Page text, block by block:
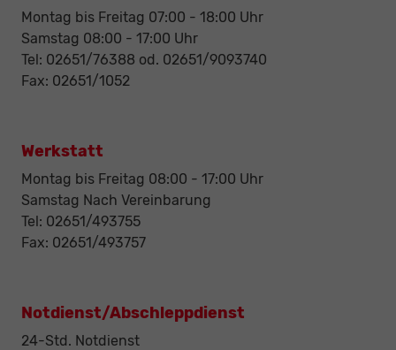
Montag bis Freitag 07:00 - 18:00 Uhr
Samstag 08:00 - 17:00 Uhr
Tel: 02651/76388 od. 02651/9093740
Fax: 02651/1052
Werkstatt
Montag bis Freitag 08:00 - 17:00 Uhr
Samstag Nach Vereinbarung
Tel: 02651/493755
Fax: 02651/493757
Notdienst/Abschleppdienst
24-Std. Notdienst